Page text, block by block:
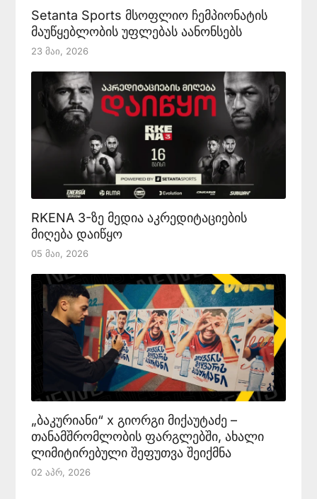
Setanta Sports მსოფლიო ჩემპიონატის
მაუწყებლობის უფლებას აანონსებს
23 Მაი, 2026
RKENA 3-ზე მედია აკრედიტაციების
მიღება დაიწყო
05 Მაი, 2026
„ბაკურიანი“ x გიორგი მიქაუტაძე –
თანამშრომლობის ფარგლებში, ახალი
ლიმიტირებული შეფუთვა შეიქმნა
02 Აპრ, 2026